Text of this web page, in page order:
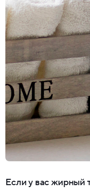
Если у вас жирный